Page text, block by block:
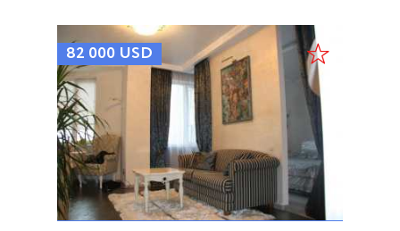
82 000 USD